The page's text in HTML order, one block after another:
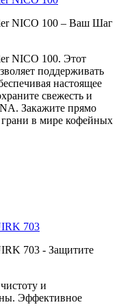
NICO 100 – Ваш Шаг
NICO 100. Этот
поддерживать
настоящее
свежесть и
Закажите прямо
в мире кофейных
703
703 - Защитите
и
Эффективное